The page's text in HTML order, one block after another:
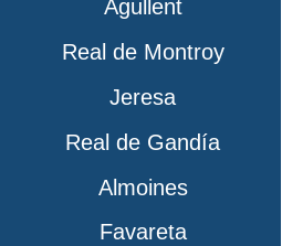
Agullent
Real de Montroy
Jeresa
Real de Gandía
Almoines
Favareta